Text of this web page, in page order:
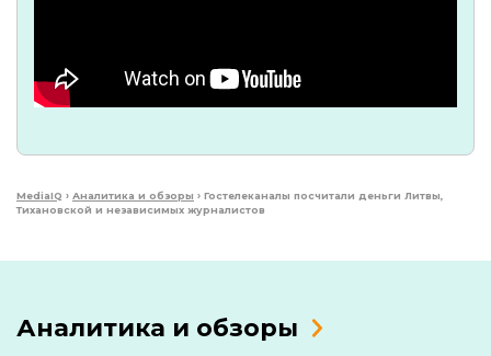
MediaIQ › Аналитика и обзоры › Гостелеканалы посчитали деньги Литвы,
Тихановской и независимых журналистов
Аналитика и обзоры